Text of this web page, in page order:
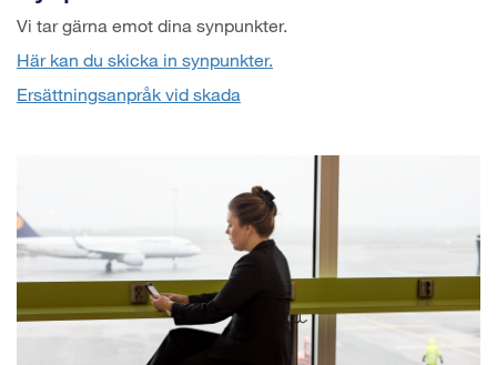
Vi tar gärna emot dina synpunkter.
Här kan du skicka in synpunkter.
Ersättningsanpråk vid skada